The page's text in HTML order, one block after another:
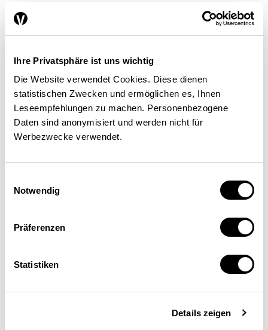
Ihre Privatsphäre ist uns wichtig
Die Website verwendet Cookies. Diese dienen
statistischen Zwecken und ermöglichen es, Ihnen
Leseempfehlungen zu machen. Personenbezogene
Daten sind anonymisiert und werden nicht für
Werbezwecke verwendet.
Notwendig
Präferenzen
Statistiken
Details zeigen
Raymond Saner
Lehrbeauftragter Sciences Po, Paris, Direktor